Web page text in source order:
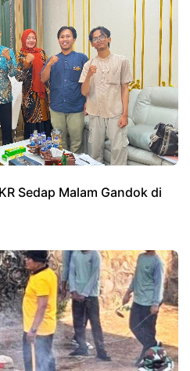
Sedap Malam Gandok di